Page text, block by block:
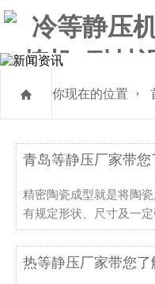
你现在的位置
青岛等静压厂家带您了解精密陶瓷成型工艺创
精密陶瓷成型就是将陶
有规定形状、尺寸及一
原料的性能和成型工艺
热等静压厂家带您了解特